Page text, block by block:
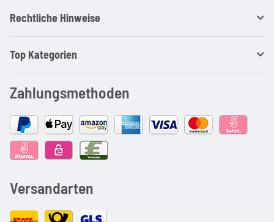
Rechtliche Hinweise
Top Kategorien
Zahlungsmethoden
Versandarten